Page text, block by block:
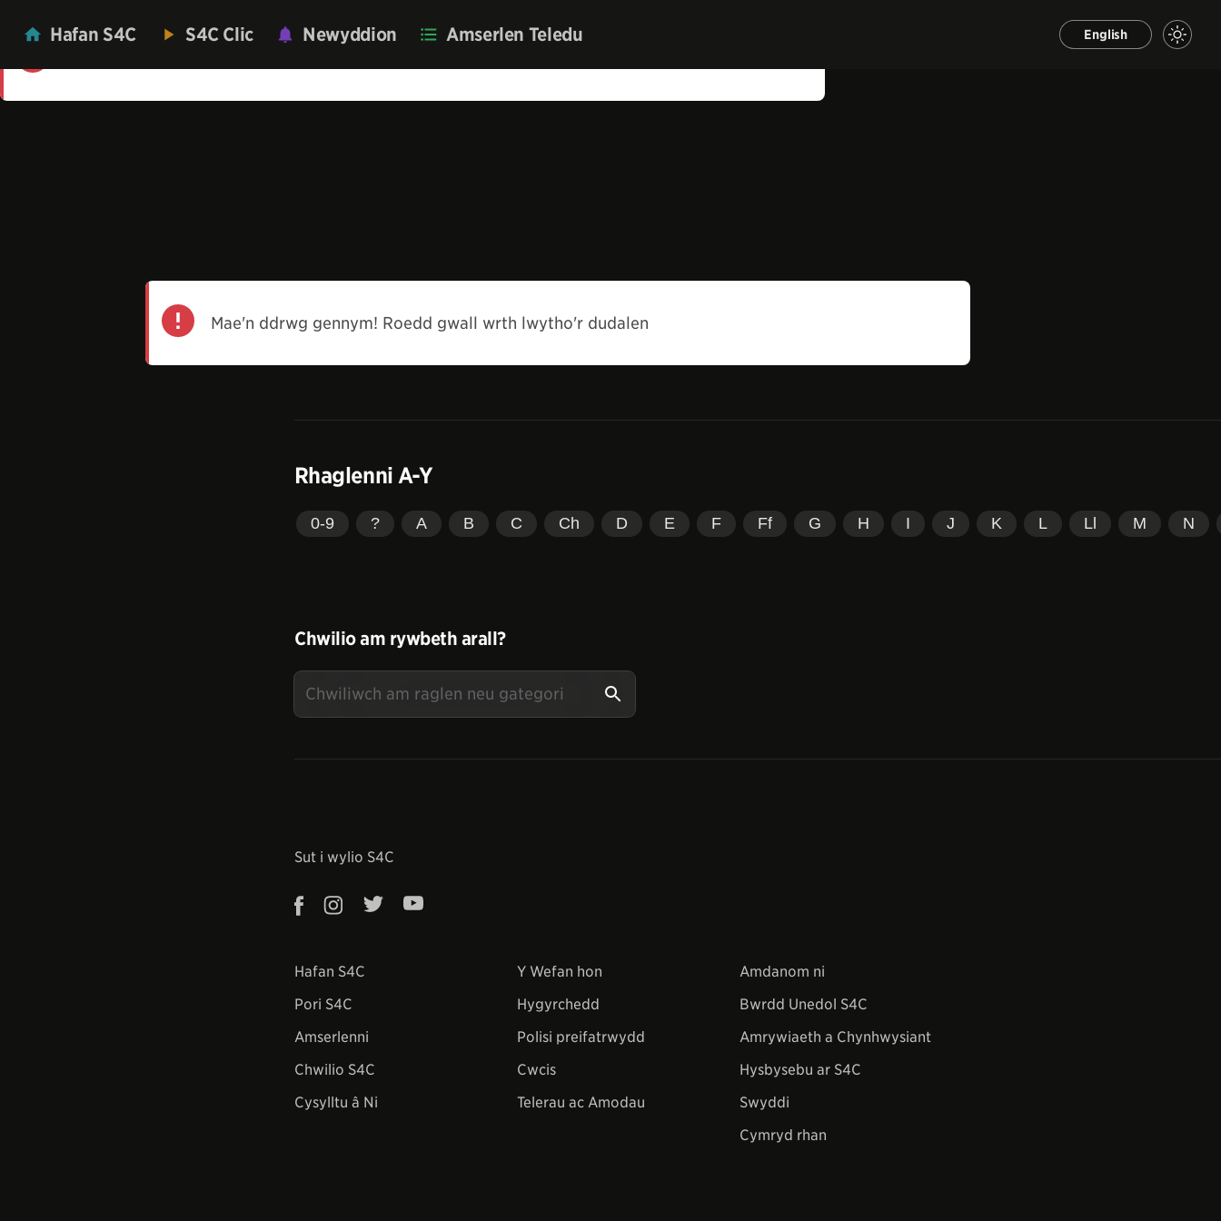
Hafan S4C S4C Clic Newyddion Amserlen Teledu English
Mae'n ddrwg gennym! Roedd gwall wrth lwytho'r dudalen
Rhaglenni A-Y
0-9 ? A B C Ch D E F Ff G H I J K L Ll M N
Chwilio am rywbeth arall?
Sut i wylio S4C
Hafan S4C
Pori S4C
Amserlenni
Chwilio S4C
Cysylltu â Ni
Y Wefan hon
Hygyrchedd
Polisi preifatrwydd
Cwcis
Telerau ac Amodau
Amdanom ni
Bwrdd Unedol S4C
Amrywiaeth a Chynhwysiant
Hysbysebu ar S4C
Swyddi
Cymryd rhan